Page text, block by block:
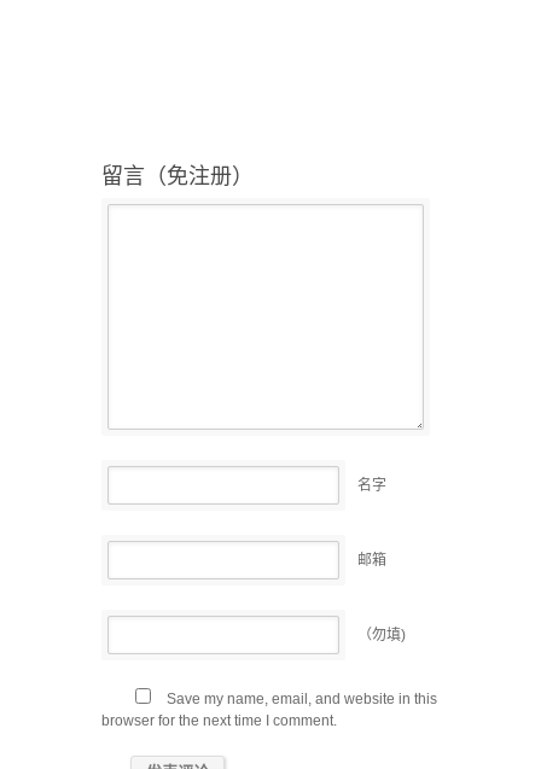
留言（免注册）
名字
邮箱
（勿填)
Save my name, email, and website in this
browser for the next time I comment.